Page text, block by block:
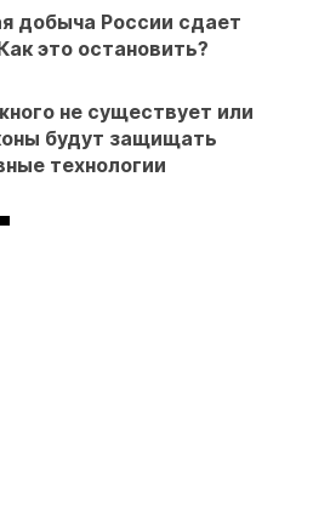
в
«Селигдар»
реализуют
проект
арендного
жилья
добыча России сдает
это остановить?
не существует или
будут защищать
технологии